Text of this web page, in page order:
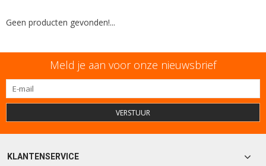
Geen producten gevonden!...
Meld je aan voor onze nieuwsbrief
VERSTUUR
KLANTENSERVICE